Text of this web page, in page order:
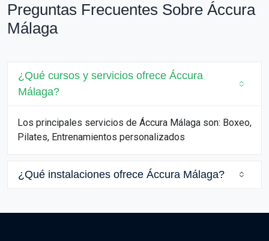
Preguntas Frecuentes Sobre Áccura
Málaga
¿Qué cursos y servicios ofrece Áccura
Málaga?
Los principales servicios de Áccura Málaga son: Boxeo,
Pilates, Entrenamientos personalizados
¿Qué instalaciones ofrece Áccura Málaga?